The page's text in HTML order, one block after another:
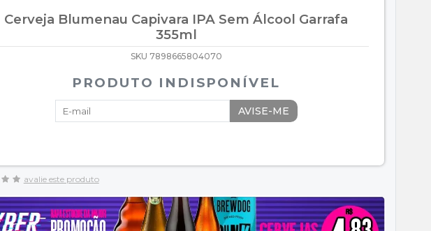
Cerveja Blumenau Capivara IPA Sem Álcool Garrafa
355ml
SKU 7898665804070
PRODUTO INDISPONÍVEL
AVISE-ME
avalie este produto